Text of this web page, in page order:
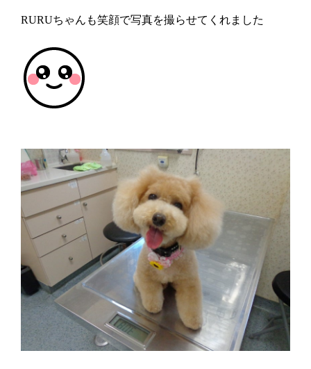
RURUちゃんも笑顔で写真を撮らせてくれました